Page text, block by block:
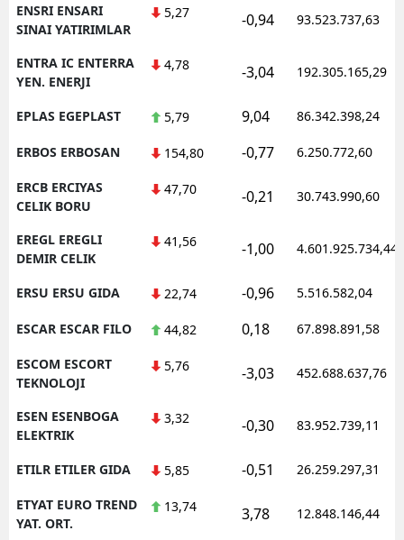
ENSRI ENSARI
SINAI YATIRIMLAR
5,27 -0,94 93.523.737,63
ENTRA IC ENTERRA
YEN. ENERJI
4,78 -3,04 192.305.165,29
EPLAS EGEPLAST 5,79 9,04 86.342.398,24
ERBOS ERBOSAN 154,80 -0,77 6.250.772,60
ERCB ERCIYAS
CELIK BORU
47,70 -0,21 30.743.990,60
EREGL EREGLI
DEMIR CELIK
41,56 -1,00 4.601.925.734,44
ERSU ERSU GIDA 22,74 -0,96 5.516.582,04
ESCAR ESCAR FILO 44,82 0,18 67.898.891,58
ESCOM ESCORT
TEKNOLOJI
5,76 -3,03 452.688.637,76
ESEN ESENBOGA
ELEKTRIK
3,32 -0,30 83.952.739,11
ETILR ETILER GIDA 5,85 -0,51 26.259.297,31
ETYAT EURO TREND
YAT. ORT.
13,74 3,78 12.848.146,44